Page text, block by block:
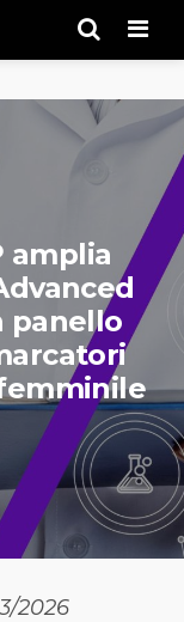
amplia
panello
2026